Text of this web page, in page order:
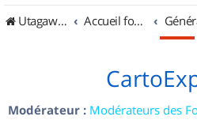
UtagawaVTT (Randos VTT et VTTAE avec traces GPS)
Accueil forum
Modérateur : Modérateurs des